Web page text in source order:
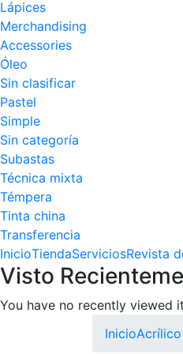
Lápices
Merchandising
Accessories
Óleo
Sin clasificar
Pastel
Simple
Sin categoría
Subastas
Técnica mixta
Témpera
Tinta china
Transferencia
InicioTiendaServiciosRevista
Visto
You have no recently viewed
InicioAcrílico